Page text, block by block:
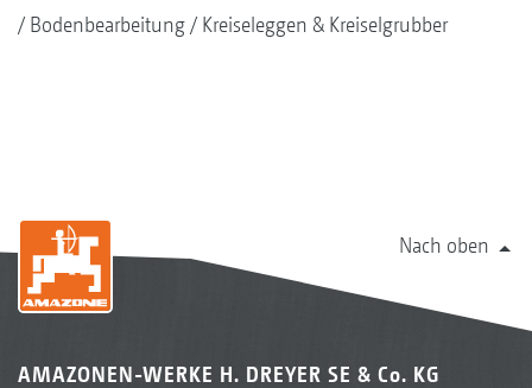
Bodenbearbeitung
Kreiseleggen & Kreiselgrubber
Nach oben
AMAZONEN-WERKE H. DREYER SE & Co. KG